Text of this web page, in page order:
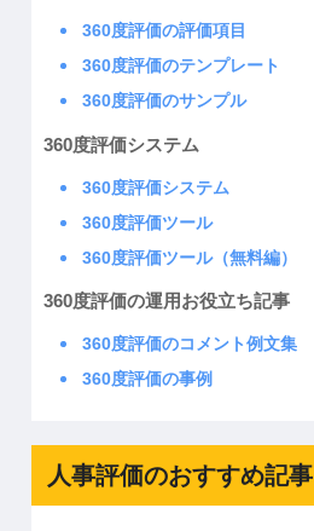
360度評価の評価項目
360度評価のテンプレート
360度評価のサンプル
360度評価システム
360度評価システム
360度評価ツール
360度評価ツール（無料編）
360度評価の運用お役立ち記事
360度評価のコメント例文集
360度評価の事例
人事評価のおすすめ記事